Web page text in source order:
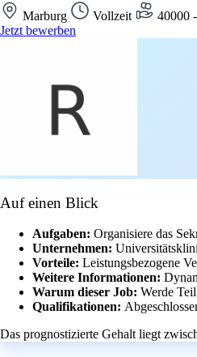
Marburg Vollzeit 40000
Jetzt bewerben
Auf einen Blick
Aufgaben: Organisiere das
Unternehmen:
Vorteile: Leistungsbezogene
Weitere Informationen:
Warum dieser Job: Werde
Qualifikationen:
Das prognostizierte Gehalt liegt